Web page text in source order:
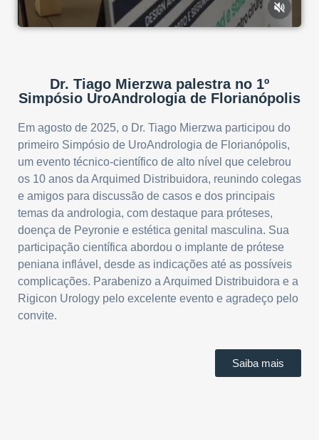
Dr. Tiago Mierzwa palestra no 1º
Simpósio UroAndrologia de Florianópolis
Em agosto de 2025, o Dr. Tiago Mierzwa participou do
primeiro Simpósio de UroAndrologia de Florianópolis,
um evento técnico-científico de alto nível que celebrou
os 10 anos da Arquimed Distribuidora, reunindo colegas
e amigos para discussão de casos e dos principais
temas da andrologia, com destaque para próteses,
doença de Peyronie e estética genital masculina. Sua
participação científica abordou o implante de prótese
peniana inflável, desde as indicações até as possíveis
complicações. Parabenizo a Arquimed Distribuidora e a
Rigicon Urology pelo excelente evento e agradeço pelo
convite.
Saiba mais